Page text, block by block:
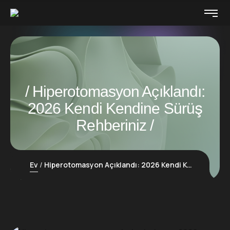
Hiperotomasyon Açıklandı:
2026 Kendi Kendine Sürüş
Rehberiniz
Ev Hiperotomasyon Açıklandı: 2026 Kendi Kendine Sürüş Rehberiniz